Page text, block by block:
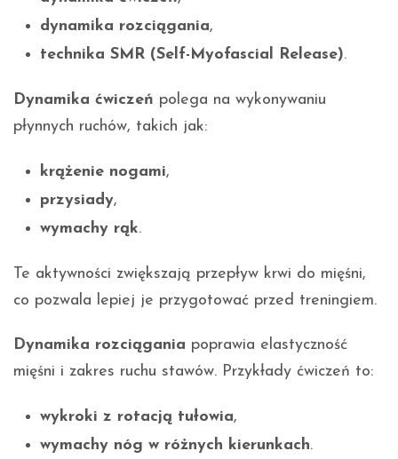
dynamika rozciągania,
technika SMR (Self-Myofascial Release).
Dynamika ćwiczeń polega na wykonywaniu
płynnych ruchów, takich jak:
krążenie nogami,
przysiady,
wymachy rąk.
Te aktywności zwiększają przepływ krwi do mięśni,
co pozwala lepiej je przygotować przed treningiem.
Dynamika rozciągania poprawia elastyczność
mięśni i zakres ruchu stawów. Przykłady ćwiczeń to:
wykroki z rotacją tułowia,
wymachy nóg w różnych kierunkach.